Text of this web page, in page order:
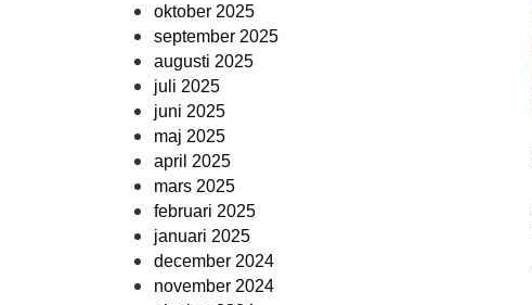
oktober 2025
september 2025
augusti 2025
juli 2025
juni 2025
maj 2025
april 2025
mars 2025
februari 2025
januari 2025
december 2024
november 2024